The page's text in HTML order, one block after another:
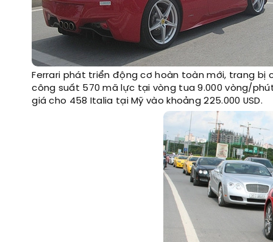
Ferrari phát triển động cơ hoàn toàn mới, trang bị
công suất 570 mã lực tại vòng tua 9.000 vòng/
giá cho 458 Italia tại Mỹ vào khoảng 225.000 USD.